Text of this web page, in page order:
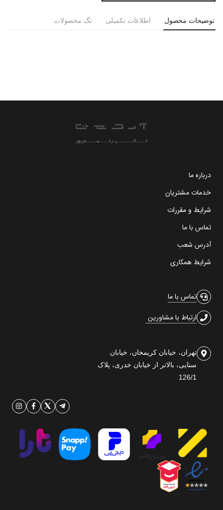
توضیحات محصول اطلاعات تکمیلی تگ محصولات
درباره ما
خدمات مشتریان
شرایط و مقررات
تماس با ما
آدرس شعب
شرایط همکاری
تماس با ما
ارتباط با مشاورین
تهران، خیابان کریمخان، خیابان
سنایی، بالاتر از خیابان خدری، پلاک
126/1